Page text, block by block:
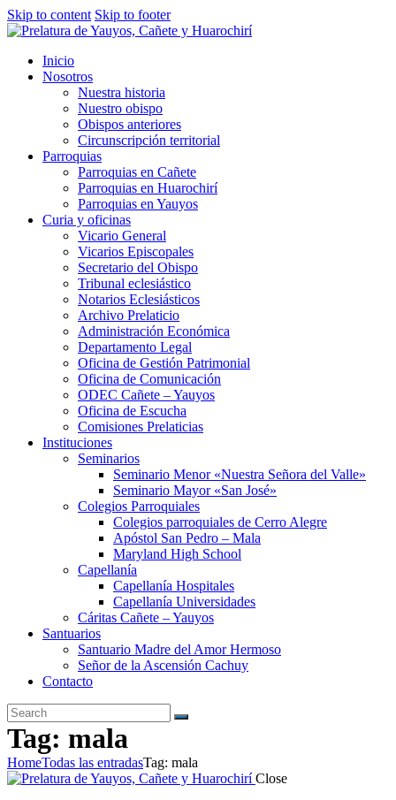
Skip to content Skip to footer
Inicio
Nosotros
Nuestra historia
Nuestro obispo
Obispos anteriores
Circunscripción territorial
Parroquias
Parroquias en Cañete
Parroquias en Huarochirí
Parroquias en Yauyos
Curia y oficinas
Vicario General
Vicarios Episcopales
Secretario del Obispo
Tribunal eclesiástico
Notarios Eclesiásticos
Archivo Prelaticio
Administración Económica
Departamento Legal
Oficina de Gestión Patrimonial
Oficina de Comunicación
ODEC Cañete – Yauyos
Oficina de Escucha
Comisiones Prelaticias
Instituciones
Seminarios
Seminario Menor «Nuestra Señora del Valle»
Seminario Mayor «San José»
Colegios Parroquiales
Colegios parroquiales de Cerro Alegre
Apóstol San Pedro – Mala
Maryland High School
Capellanía
Capellanía Hospitales
Capellanía Universidades
Cáritas Cañete – Yauyos
Santuarios
Santuario Madre del Amor Hermoso
Señor de la Ascensión Cachuy
Contacto
Tag: mala
HomeTodas las entradasTag: mala
Close